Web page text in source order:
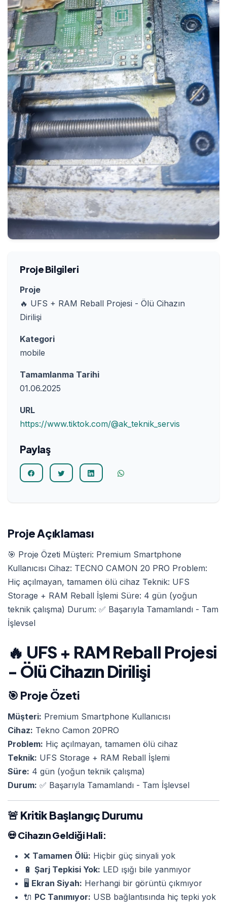
Proje Bilgileri
Proje
🔥 UFS + RAM Reball Projesi - Ölü Cihazın
Dirilişi
Kategori
mobile
Tamamlanma Tarihi
01.06.2025
URL
https://www.tiktok.com/@ak_teknik_servis
Paylaş
Proje Açıklaması
🎯 Proje Özeti Müşteri: Premium Smartphone
Kullanıcısı Cihaz: TECNO CAMON 20 PRO Problem:
Hiç açılmayan, tamamen ölü cihaz Teknik: UFS
Storage + RAM Reball İşlemi Süre: 4 gün (yoğun
teknik çalışma) Durum: ✅ Başarıyla Tamamlandı - Tam
İşlevsel
🔥 UFS + RAM Reball Projesi
- Ölü Cihazın Dirilişi
🎯 Proje Özeti
Müşteri: Premium Smartphone Kullanıcısı
Cihaz: Tekno Camon 20PRO
Problem: Hiç açılmayan, tamamen ölü cihaz
Teknik: UFS Storage + RAM Reball İşlemi
Süre: 4 gün (yoğun teknik çalışma)
Durum: ✅ Başarıyla Tamamlandı - Tam İşlevsel
🚨 Kritik Başlangıç Durumu
💀Cihazın Geldiği Hali:
❌ Tamamen Ölü: Hiçbir güç sinyali yok
🔋 Şarj Tepkisi Yok: LED ışığı bile yanmıyor
🖥️ Ekran Siyah: Herhangi bir görüntü çıkmıyor
🔌 PC Tanımıyor: USB bağlantısında hiç tepki yok